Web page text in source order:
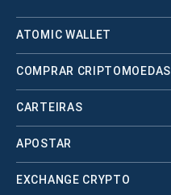
ATOMIC WALLET
COMPRAR CRIPTOMOEDAS
CARTEIRAS
APOSTAR
EXCHANGE CRYPTO